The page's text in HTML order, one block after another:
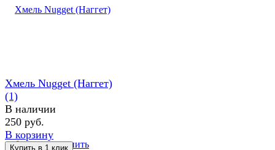
избранное сравнить
Хмель Nugget (Наггет)
(1)
В наличии
250 руб.
В корзину